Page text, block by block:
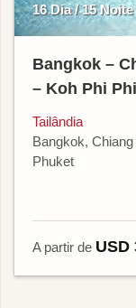
16 Dia / 15 Noite
Bangkok –
– Koh Phi
Tailândia
Bangkok,
Phuket
A partir de USD